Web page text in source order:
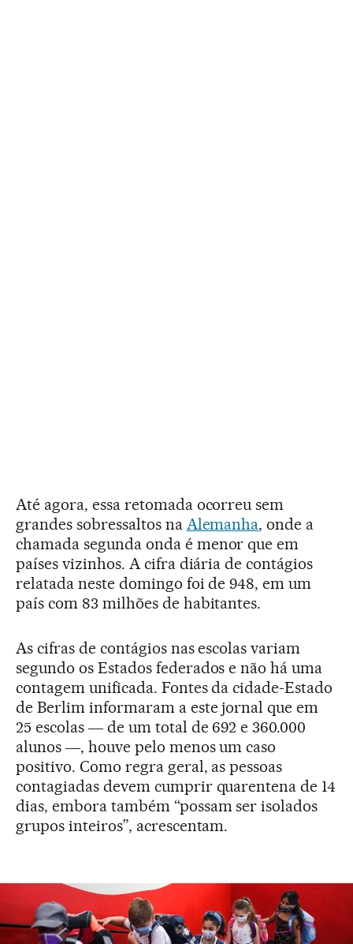
Até agora, essa retomada ocorreu sem
grandes sobressaltos na Alemanha, onde a
chamada segunda onda é menor que em
países vizinhos. A cifra diária de contágios
relatada neste domingo foi de 948, em um
país com 83 milhões de habitantes.
As cifras de contágios nas escolas variam
segundo os Estados federados e não há uma
contagem unificada. Fontes da cidade-Estado
de Berlim informaram a este jornal que em
25 escolas ― de um total de 692 e 360.000
alunos ―, houve pelo menos um caso
positivo. Como regra geral, as pessoas
contagiadas devem cumprir quarentena de 14
dias, embora também “possam ser isolados
grupos inteiros”, acrescentam.